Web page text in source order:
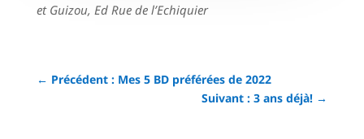
et Guizou, Ed Rue de l’Echiquier
← Précédent : Mes 5 BD préférées de 2022
Suivant : 3 ans déjà! →